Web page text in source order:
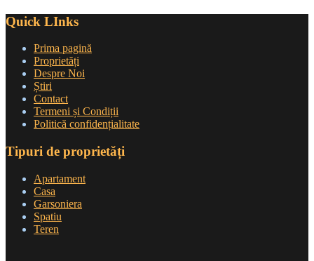
Quick LInks
Prima pagină
Proprietăți
Despre Noi
Știri
Contact
Termeni și Condiții
Politică confidențialitate
Tipuri de proprietăți
Apartament
Casa
Garsoniera
Spatiu
Teren